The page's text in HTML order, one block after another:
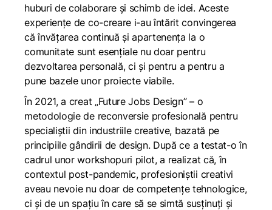
huburi de colaborare și schimb de idei. Aceste
experiențe de co-creare i-au întărit convingerea
că învățarea continuă și apartenența la o
comunitate sunt esențiale nu doar pentru
dezvoltarea personală, ci și pentru a pentru a
pune bazele unor proiecte viabile.
În 2021, a creat „Future Jobs Design” – o
metodologie de reconversie profesională pentru
specialiștii din industriile creative, bazată pe
principiile gândirii de design. După ce a testat-o în
cadrul unor workshopuri pilot, a realizat că, în
contextul post-pandemic, profesioniștii creativi
aveau nevoie nu doar de competențe tehnologice,
ci și de un spațiu în care să se simtă susținuți și